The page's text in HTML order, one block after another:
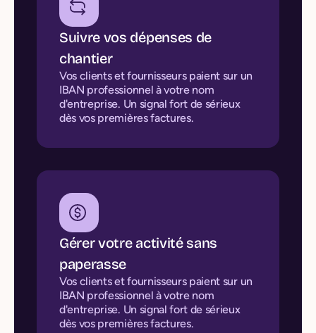
Suivre vos dépenses de
chantier
Vos clients et fournisseurs paient sur un
IBAN professionnel à votre nom
d'entreprise. Un signal fort de sérieux
dès vos premières factures.
Gérer votre activité sans
paperasse
Vos clients et fournisseurs paient sur un
IBAN professionnel à votre nom
d'entreprise. Un signal fort de sérieux
dès vos premières factures.